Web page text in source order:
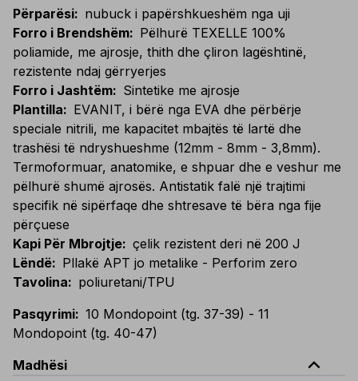
Përparësi: nubuck i papërshkueshëm nga uji
Forro i Brendshëm: Pëlhurë TEXELLE 100%
poliamide, me ajrosje, thith dhe çliron lagështinë,
rezistente ndaj gërryerjes
Forro i Jashtëm: Sintetike me ajrosje
Plantilla: EVANIT, i bërë nga EVA dhe përbërje
speciale nitrili, me kapacitet mbajtës të lartë dhe
trashësi të ndryshueshme (12mm - 8mm - 3,8mm).
Termoformuar, anatomike, e shpuar dhe e veshur me
pëlhurë shumë ajrosës. Antistatik falë një trajtimi
specifik në sipërfaqe dhe shtresave të bëra nga fije
përçuese
Kapi Për Mbrojtje: çelik rezistent deri në 200 J
Lëndë: Pllakë APT jo metalike - Perforim zero
Tavolina: poliuretani/TPU
Pasqyrimi: 10 Mondopoint (tg. 37-39) - 11
Mondopoint (tg. 40-47)
Madhësi
expand_less